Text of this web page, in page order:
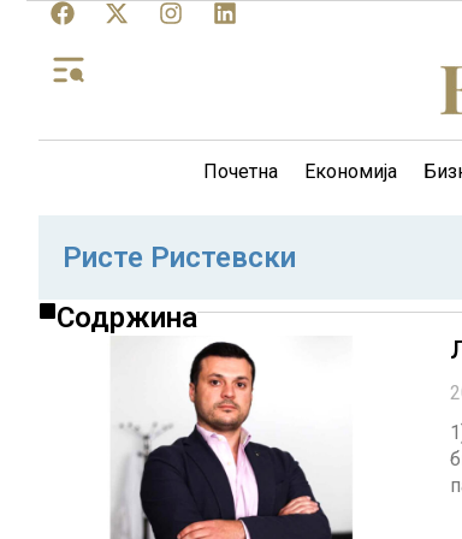
Почетна Економија
Ристе Ристевски
Содржина